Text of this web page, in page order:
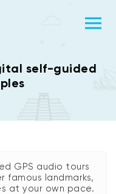
self-guided
GPS audio tours
famous landmarks,
at your own pace.